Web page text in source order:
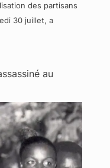
des partisans
30 juillet, a
au